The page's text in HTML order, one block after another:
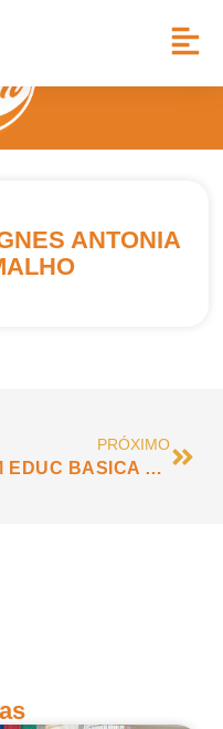
ANTONIA
PRÓXIMO
EM EDUC BASICA LOIDE PORTOLANI